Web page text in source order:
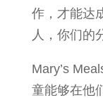
作，才能达
人，你们的
Mary’s
童能够在他